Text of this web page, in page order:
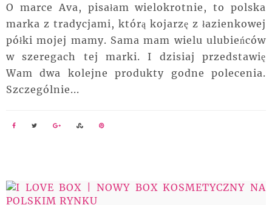
O marce Ava, pisałam wielokrotnie, to polska
marka z tradycjami, którą kojarzę z łazienkowej
półki mojej mamy. Sama mam wielu ulubieńców
w szeregach tej marki. I dzisiaj przedstawię
Wam dwa kolejne produkty godne polecenia.
Szczególnie...